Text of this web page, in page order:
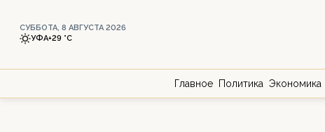
СУББОТА, 8 АВГУСТА 2026
УФА+29 °С
Главное Политика Экономика